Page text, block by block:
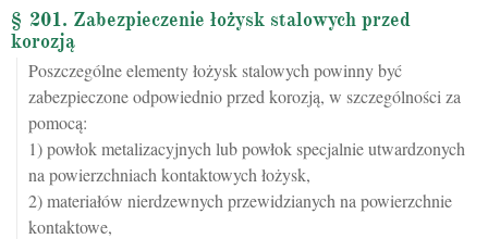
§ 201. Zabezpieczenie łożysk stalowych przed
korozją
Poszczególne elementy łożysk stalowych powinny być
zabezpieczone odpowiednio przed korozją, w szczególności za
pomocą:
1) powłok metalizacyjnych lub powłok specjalnie utwardzonych
na powierzchniach kontaktowych łożysk,
2) materiałów nierdzewnych przewidzianych na powierzchnie
kontaktowe,